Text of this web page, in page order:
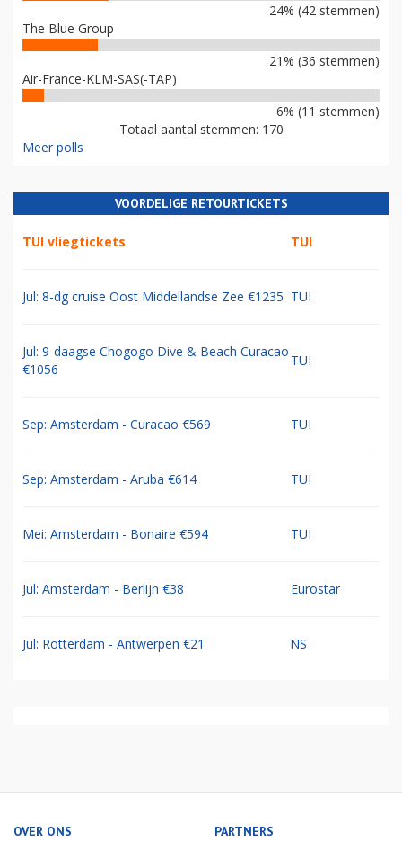
24% (42 stemmen)
The Blue Group
21% (36 stemmen)
Air-France-KLM-SAS(-TAP)
6% (11 stemmen)
Totaal aantal stemmen: 170
Meer polls
VOORDELIGE RETOURTICKETS
TUI vliegtickets TUI
Jul: 8-dg cruise Oost Middellandse Zee €1235 TUI
Jul: 9-daagse Chogogo Dive & Beach Curacao
€1056
TUI
Sep: Amsterdam - Curacao €569 TUI
Sep: Amsterdam - Aruba €614 TUI
Mei: Amsterdam - Bonaire €594 TUI
Jul: Amsterdam - Berlijn €38 Eurostar
Jul: Rotterdam - Antwerpen €21 NS
OVER ONS PARTNERS